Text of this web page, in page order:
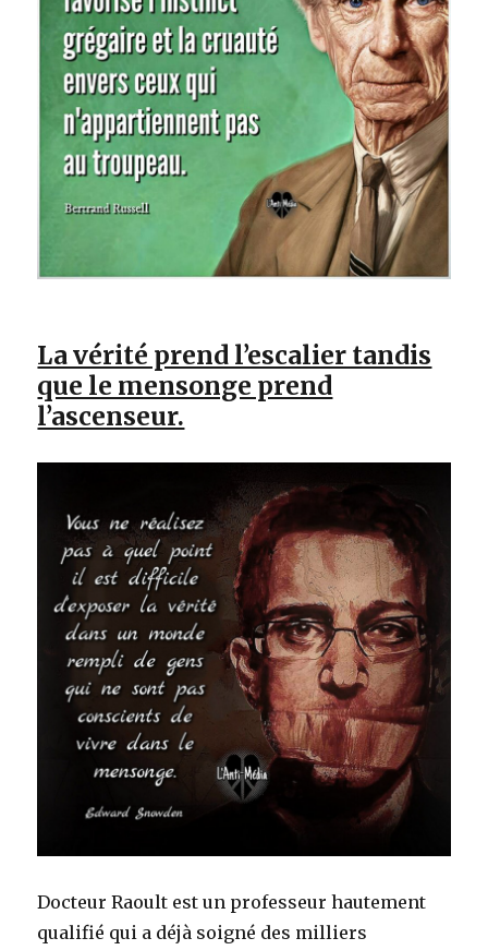
La vérité prend l’escalier tandis
que le mensonge prend
l’ascenseur.
Docteur Raoult est un professeur hautement
qualifié qui a déjà soigné des milliers